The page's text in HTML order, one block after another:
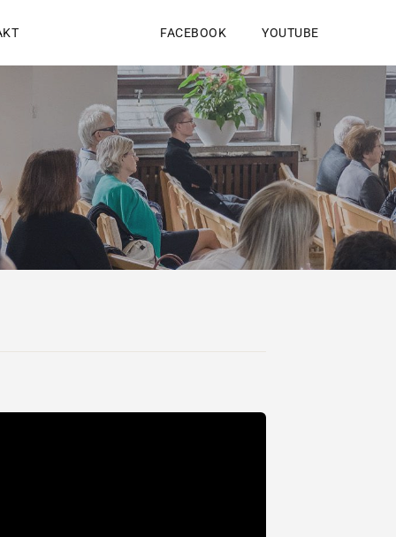
FACEBOOK YOUTUBE